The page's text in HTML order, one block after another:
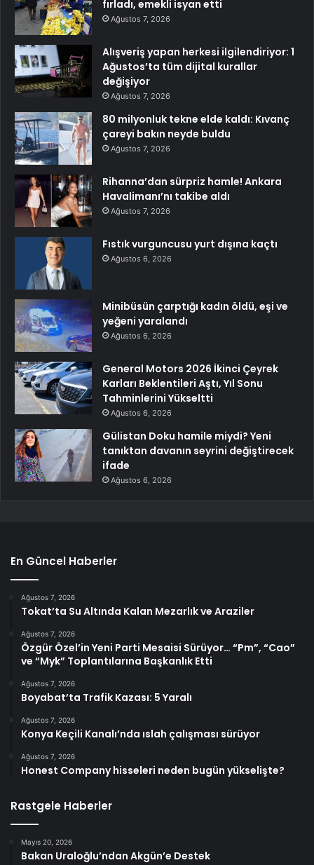
fırladı, emekli isyan etti
Ağustos 7, 2026
Alışveriş yapan herkesi ilgilendiriyor: 1
Ağustos’ta tüm dijital kurallar
değişiyor
Ağustos 7, 2026
80 milyonluk tekne elde kaldı: Kıvanç
çareyi bakın neyde buldu
Ağustos 7, 2026
Rihanna’dan sürpriz hamle! Ankara
Havalimanı’nı takibe aldı
Ağustos 7, 2026
Fıstık vurguncusu yurt dışına kaçtı
Ağustos 6, 2026
Minibüsün çarptığı kadın öldü, eşi ve
yeğeni yaralandı
Ağustos 6, 2026
General Motors 2026 İkinci Çeyrek
Karları Beklentileri Aştı, Yıl Sonu
Tahminlerini Yükseltti
Ağustos 6, 2026
Gülistan Doku hamile miydi? Yeni
tanıktan davanın seyrini değiştirecek
ifade
Ağustos 6, 2026
En Güncel Haberler
Ağustos 7, 2026
Tokat’ta Su Altında Kalan Mezarlık ve Araziler
Ağustos 7, 2026
Özgür Özel’in Yeni Parti Mesaisi Sürüyor… “Pm”, “Cao”
ve “Myk” Toplantılarına Başkanlık Etti
Ağustos 7, 2026
Boyabat’ta Trafik Kazası: 5 Yaralı
Ağustos 7, 2026
Konya Keçili Kanalı’nda ıslah çalışması sürüyor
Ağustos 7, 2026
Honest Company hisseleri neden bugün yükselişte?
Rastgele Haberler
Mayıs 20, 2026
Bakan Uraloğlu’ndan Akgün’e Destek